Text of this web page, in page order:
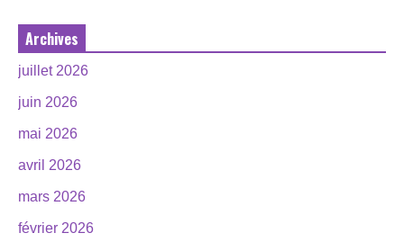
Archives
juillet 2026
juin 2026
mai 2026
avril 2026
mars 2026
février 2026